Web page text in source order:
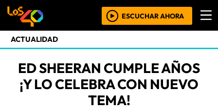
ESCUCHAR AHORA
ACTUALIDAD
ED SHEERAN CUMPLE AÑOS
¡Y LO CELEBRA CON NUEVO
TEMA!